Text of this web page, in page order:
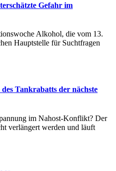
Gefahr im
Alkohol, die vom 13.
Hauptstelle für Suchtfragen
Tankrabatts der nächste
im Nahost-Konflikt? Der
verlängert werden und läuft